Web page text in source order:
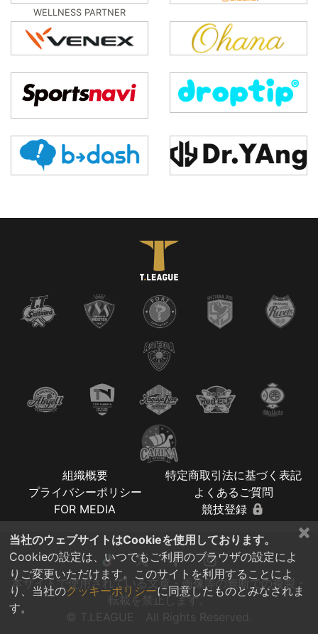
WELLNESS PARTNER
組織概要
特定商取引法に基づく表記
プライバシーポリシー
よくあるご質問
FOR MEDIA
競技登録
本サイトで使用されている文章・画像等の無断での複製・
転載を禁止します。
© T.LEAGUE All Rights Reserved.
×
当社のウェブサイトはCookieを使用しております。
Cookieの設定は、いつでもご利用のブラウザの設定によ
りご変更いただけます。このサイトを利用することによ
り、当社のクッキーポリシーに同意したものとみなされま
す。